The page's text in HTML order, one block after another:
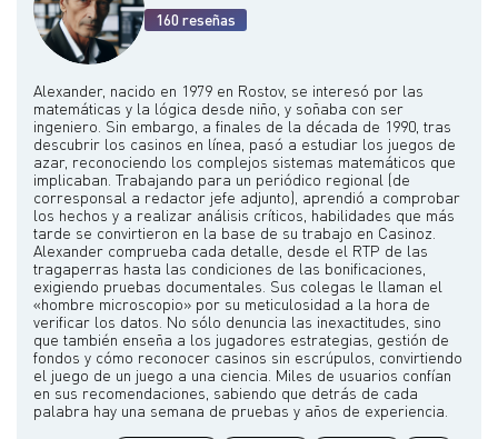
160 reseñas
Alexander, nacido en 1979 en Rostov, se interesó por las
matemáticas y la lógica desde niño, y soñaba con ser
ingeniero. Sin embargo, a finales de la década de 1990, tras
descubrir los casinos en línea, pasó a estudiar los juegos de
azar, reconociendo los complejos sistemas matemáticos que
implicaban. Trabajando para un periódico regional (de
corresponsal a redactor jefe adjunto), aprendió a comprobar
los hechos y a realizar análisis críticos, habilidades que más
tarde se convirtieron en la base de su trabajo en Casinoz.
Alexander comprueba cada detalle, desde el RTP de las
tragaperras hasta las condiciones de las bonificaciones,
exigiendo pruebas documentales. Sus colegas le llaman el
«hombre microscopio» por su meticulosidad a la hora de
verificar los datos. No sólo denuncia las inexactitudes, sino
que también enseña a los jugadores estrategias, gestión de
fondos y cómo reconocer casinos sin escrúpulos, convirtiendo
el juego de un juego a una ciencia. Miles de usuarios confían
en sus recomendaciones, sabiendo que detrás de cada